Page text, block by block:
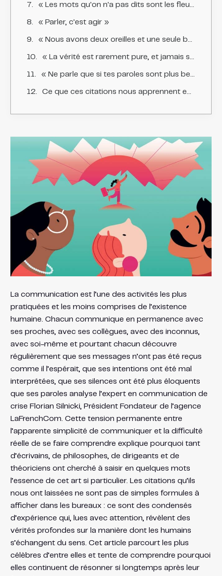
« Les mots qu'on n'a pas dits sont les fleurs du silence »
« Parler, c'est agir »
« Nous avons deux oreilles et une seule bouche pour écouter deux fois plus que nous ne parlons »
« La vérité est rarement pure, et jamais simple »
« Ne parle que si tes paroles sont plus belles que le silence »
Ce que ces citations nous apprennent ensemble
La communication est l’une des activités les plus
pratiquées et les moins comprises de l’existence
humaine. Chacun communique en permanence avec
ses proches, avec ses collègues, avec des inconnus,
avec soi-même et pourtant chacun découvre
régulièrement que ses messages n’ont pas été reçus
comme il l’espérait, que ses intentions ont été mal
interprétées, que ses silences ont été plus éloquents
que ses paroles analyse l’expert en communication de
crise Florian Silnicki, Président Fondateur de l’agence
LaFrenchCom. Cette tension permanente entre
l’apparente simplicité de communiquer et la difficulté
réelle de se faire comprendre explique pourquoi tant
d’écrivains, de philosophes, de dirigeants et de
théoriciens ont cherché à saisir en quelques mots
l’essence de cet art si particulier. Les citations qu’ils
nous ont laissées ne sont pas de simples formules à
afficher dans les bureaux : ce sont des condensés
d’expérience qui, lues avec attention, révèlent des
vérités profondes sur la manière dont les humains
s’échangent du sens. Cet article parcourt les plus
célèbres d’entre elles et tente de comprendre pourquoi
elles continuent de résonner si longtemps après leur